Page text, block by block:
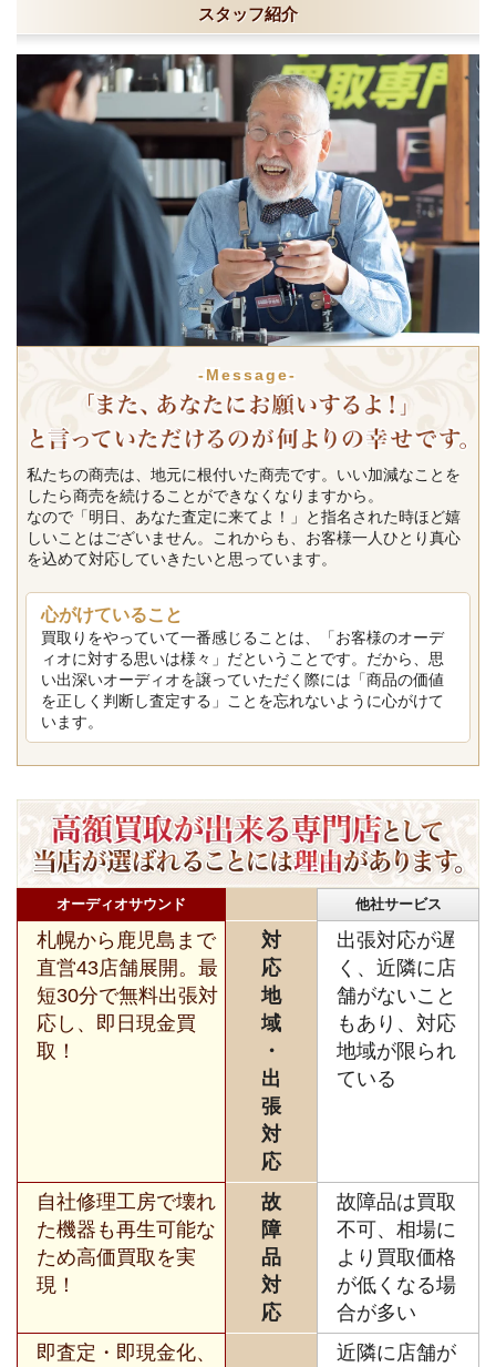
スタッフ紹介
-Message-
私たちの商売は、地元に根付いた商売です。いい加減なことを
したら商売を続けることができなくなりますから。
なので「明日、あなた査定に来てよ！」と指名された時ほど嬉
しいことはございません。これからも、お客様一人ひとり真心
を込めて対応していきたいと思っています。
心がけていること
買取りをやっていて一番感じることは、「お客様のオーデ
ィオに対する思いは様々」だということです。だから、思
い出深いオーディオを譲っていただく際には「商品の価値
を正しく判断し査定する」ことを忘れないように心がけて
います。
オーディオサウンド 他社サービス
札幌から鹿児島まで
直営43店舗展開。最
短30分で無料出張対
応し、即日現金買
取！
対
応
地
域
・
出
張
対
応
出張対応が遅
く、近隣に店
舗がないこと
もあり、対応
地域が限られ
ている
自社修理工房で壊れ
た機器も再生可能な
ため高価買取を実
現！
故
障
品
対
応
故障品は買取
不可、相場に
より買取価格
が低くなる場
合が多い
即査定・即現金化、
近隣に店舗が